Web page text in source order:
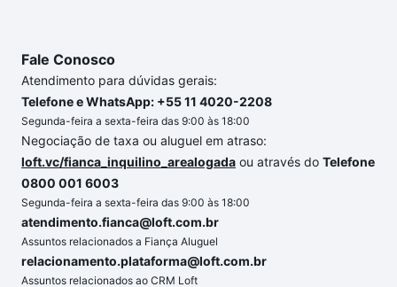
Fale Conosco
Atendimento para dúvidas gerais:
Telefone e WhatsApp: +55 11 4020-2208
Segunda-feira a sexta-feira das 9:00 às 18:00
Negociação de taxa ou aluguel em atraso:
loft.vc/fianca_inquilino_arealogada ou através do Telefone
0800 001 6003
Segunda-feira a sexta-feira das 9:00 às 18:00
atendimento.fianca@loft.com.br
Assuntos relacionados a Fiança Aluguel
relacionamento.plataforma@loft.com.br
Assuntos relacionados ao CRM Loft